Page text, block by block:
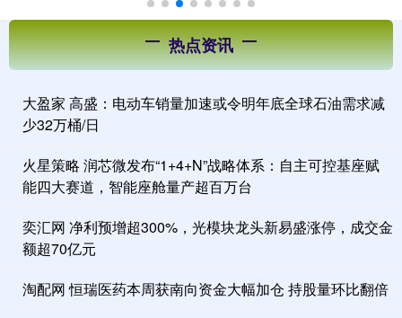
热点资讯
大盈家 高盛：电动车销量加速或令明年底全球石油需求减
少32万桶/日
火星策略 润芯微发布“1+4+N”战略体系：自主可控基座赋
能四大赛道，智能座舱量产超百万台
奕汇网 净利预增超300%，光模块龙头新易盛涨停，成交金
额超70亿元
淘配网 恒瑞医药本周获南向资金大幅加仓 持股量环比翻倍